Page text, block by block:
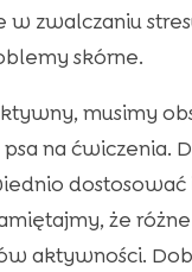
w zwalczaniu
skórne.
musimy
na ćwiczenia.
dostosować
że
aktywności.